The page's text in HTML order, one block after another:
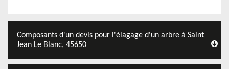
Composants d'un devis pour l'élagage d'un arbre à Saint
Jean Le Blanc, 45650